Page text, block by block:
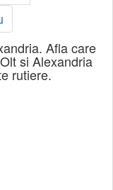
Afla care
si Alexandria
rutiere.